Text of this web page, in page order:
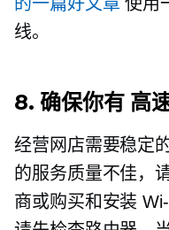
线。
8. 确保你有 高
经营网店需要稳定
的服务质量不佳，
商或购买和安装